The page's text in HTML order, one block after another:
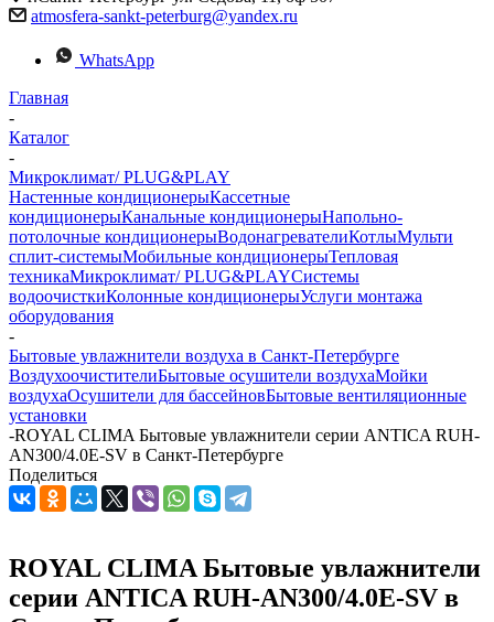
atmosfera-sankt-peterburg@yandex.ru
WhatsApp
Главная
-
Каталог
-
Микроклимат/ PLUG&PLAY
Настенные кондиционерыКассетные
кондиционерыКанальные кондиционерыНапольно-
потолочные кондиционерыВодонагревателиКотлыМульти
сплит-системыМобильные кондиционерыТепловая
техникаМикроклимат/ PLUG&PLAYСистемы
водоочисткиКолонные кондиционерыУслуги монтажа
оборудования
-
Бытовые увлажнители воздуха в Санкт-Петербурге
ВоздухоочистителиБытовые осушители воздухаМойки
воздухаОсушители для бассейновБытовые вентиляционные
установки
-ROYAL CLIMA Бытовые увлажнители серии ANTICA RUH-
AN300/4.0E-SV в Санкт-Петербурге
Поделиться
ROYAL CLIMA Бытовые увлажнители
серии ANTICA RUH-AN300/4.0E-SV в